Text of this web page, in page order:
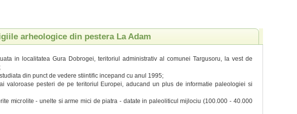
arheologice din pestera La Adam
in localitatea Gura Dobrogei, teritoriul administrativ al comunei Targusoru, la vest de
din punct de vedere stiintific incepand cu anul 1995;
valoroase pesteri de pe teritoriul Europei, aducand un plus de informatie paleologiei si
microlite - unelte si arme mici de piatra - datate in paleoliticul mijlociu (100.000 - 40.000